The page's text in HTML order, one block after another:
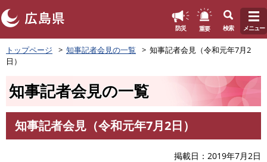
ペ
ー
ジ
。
防災 重要 検索 メニュー
トップページ 知事記者会見の一覧
知事記者会見（令和元年7月2
日）
知事記者会見の一覧
文
知事記者会見（令和元年7月2日）
掲載日 2019年7月2日